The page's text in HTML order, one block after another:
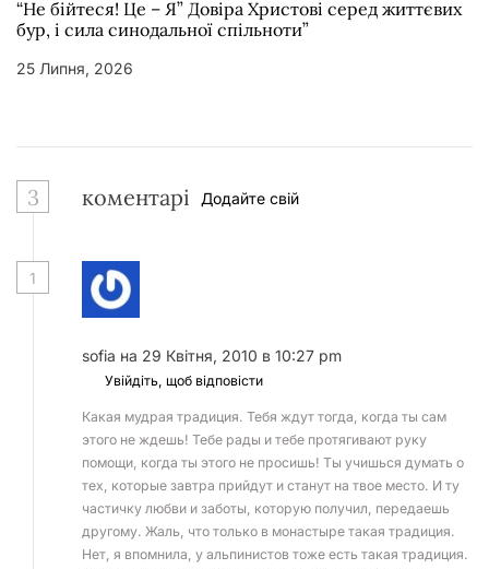
“Не бійтеся! Це – Я” Довіра Христові серед життєвих
бур, і сила синодальної спільноти”
25 Липня, 2026
3 коментарі Додайте свій
1
sofia на 29 Квітня, 2010 в 10:27 pm
Увійдіть, щоб відповісти
Какая мудрая традиция. Тебя ждут тогда, когда ты сам
этого не ждешь! Тебе рады и тебе протягивают руку
помощи, когда ты этого не просишь! Ты учишься думать о
тех, которые завтра прийдут и станут на твое место. И ту
частичку любви и заботы, которую получил, передаешь
другому. Жаль, что только в монастыре такая традиция.
Нет, я впомнила, у альпинистов тоже есть такая традиция.